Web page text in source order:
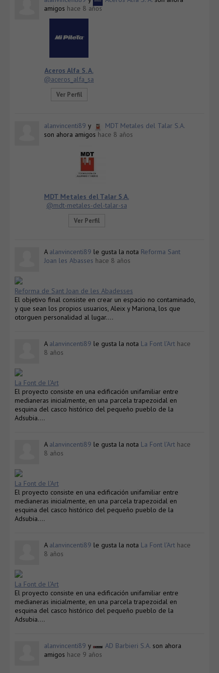
amigos hace 8 años
Aceros Alfa S. A.
@aceros_alfa_sa
Ver Perfil
alanvincenti89 y
MDT Metales del Talar S.A.
son ahora amigos hace 8 años
MDT Metales del Talar S.A.
@mdt-metales-del-talar-sa
Ver Perfil
A alanvincenti89 le gusta la nota Reforma Sant
Joan les Abasses hace 8 años
Reforma de Sant Joan de les Abadesses
El objetivo final consiste en crear un espacio no contaminado,
y que sean los propios usuarios, Aleix y Mariona, los que
otorguen personalidad al lugar….
A alanvincenti89 le gusta la nota La Font l’Art hace
8 años
La Font de l’Art
El proyecto consiste en una edificación unifamiliar entre
medianeras inicialmente, en una parcela trapezoidal en
esquina del casco histórico del pequeño pueblo de la
Adsubia….
A alanvincenti89 le gusta la nota La Font l’Art hace
8 años
La Font de l’Art
El proyecto consiste en una edificación unifamiliar entre
medianeras inicialmente, en una parcela trapezoidal en
esquina del casco histórico del pequeño pueblo de la
Adsubia….
A alanvincenti89 le gusta la nota La Font l’Art hace
8 años
La Font de l’Art
El proyecto consiste en una edificación unifamiliar entre
medianeras inicialmente, en una parcela trapezoidal en
esquina del casco histórico del pequeño pueblo de la
Adsubia….
alanvincenti89 y AD Barbieri S.A. son ahora
amigos hace 9 años